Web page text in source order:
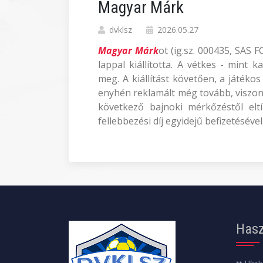
Magyar Márk
dvklsz 2026.05.27
Magyar Márkot (ig.sz. 000435, SAS
lappal kiállította. A vétkes - mint
meg. A kiállítást követően, a
enyhén reklamált még tovább,
következő bajnoki mérkőzéstől
fellebbezési díj egyidejű